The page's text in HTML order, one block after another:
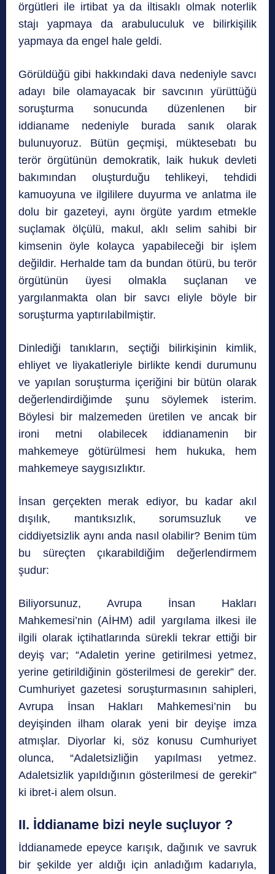
örgütleri ile irtibat ya da iltisaklı olmak noterlik
stajı yapmaya da arabuluculuk ve bilirkişilik
yapmaya da engel hale geldi.
Görüldüğü gibi hakkındaki dava nedeniyle savcı
adayı bile olamayacak bir savcının yürüttüğü
soruşturma sonucunda düzenlenen bir
iddianame nedeniyle burada sanık olarak
bulunuyoruz. Bütün geçmişi, müktesebatı bu
terör örgütünün demokratik, laik hukuk devleti
bakımından oluşturduğu tehlikeyi, tehdidi
kamuoyuna ve ilgililere duyurma ve anlatma ile
dolu bir gazeteyi, aynı örgüte yardım etmekle
suçlamak ölçülü, makul, aklı selim sahibi bir
kimsenin öyle kolayca yapabileceği bir işlem
değildir. Herhalde tam da bundan ötürü, bu terör
örgütünün üyesi olmakla suçlanan ve
yargılanmakta olan bir savcı eliyle böyle bir
soruşturma yaptırılabilmiştir.
Dinlediği tanıkların, seçtiği bilirkişinin kimlik,
ehliyet ve liyakatleriyle birlikte kendi durumunu
ve yapılan soruşturma içeriğini bir bütün olarak
değerlendirdiğimde şunu söylemek isterim.
Böylesi bir malzemeden üretilen ve ancak bir
ironi metni olabilecek iddianamenin bir
mahkemeye götürülmesi hem hukuka, hem
mahkemeye saygısızlıktır.
İnsan gerçekten merak ediyor, bu kadar akıl
dışılık, mantıksızlık, sorumsuzluk ve
ciddiyetsizlik aynı anda nasıl olabilir? Benim tüm
bu süreçten çıkarabildiğim değerlendirmem
şudur:
Biliyorsunuz, Avrupa İnsan Hakları
Mahkemesi’nin (AİHM) adil yargılama ilkesi ile
ilgili olarak içtihatlarında sürekli tekrar ettiği bir
deyiş var; “Adaletin yerine getirilmesi yetmez,
yerine getirildiğinin gösterilmesi de gerekir” der.
Cumhuriyet gazetesi soruşturmasının sahipleri,
Avrupa İnsan Hakları Mahkemesi’nin bu
deyişinden ilham olarak yeni bir deyişe imza
atmışlar. Diyorlar ki, söz konusu Cumhuriyet
olunca, “Adaletsizliğin yapılması yetmez.
Adaletsizlik yapıldığının gösterilmesi de gerekir”
ki ibret-i alem olsun.
II. İddianame bizi neyle suçluyor ?
İddianamede epeyce karışık, dağınık ve savruk
bir şekilde yer aldığı için anladığım kadarıyla,